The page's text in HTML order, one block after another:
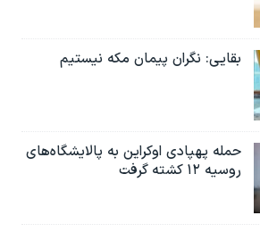
بقایی: نگران پیمان مکه نیستیم
حمله پهپادی اوکراین به پالایشگاه‌های
روسیه ۱۲ کشته گرفت